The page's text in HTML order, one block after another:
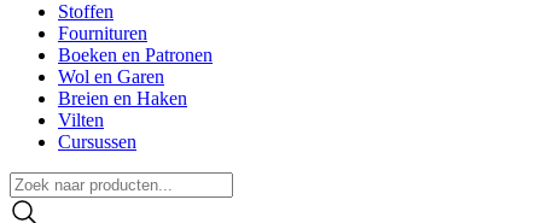
Stoffen
Fournituren
Boeken en Patronen
Wol en Garen
Breien en Haken
Vilten
Cursussen